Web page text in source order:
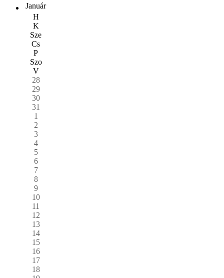
Január
H
K
Sze
Cs
P
Szo
V
28
29
30
31
1
2
3
4
5
6
7
8
9
10
11
12
13
14
15
16
17
18